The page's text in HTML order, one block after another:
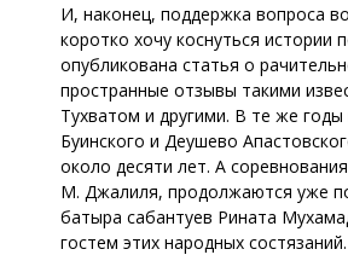
И, наконец, поддержка вопроса
коротко хочу коснуться истории
опубликована статья о
пространные отзывы такими
Тухватом и другими. В те же
Буинского и Деушево
около десяти лет. А
М. Джалиля, продолжаются уже
батыра сабантуев Рината
гостем этих народных состязаний.